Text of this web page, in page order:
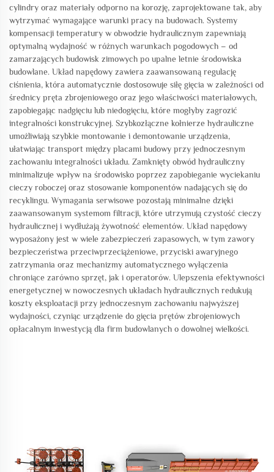
cylindry oraz materiały odporno na korozję, zaprojektowane tak, aby
wytrzymać wymagające warunki pracy na budowach. Systemy
kompensacji temperatury w obwodzie hydraulicznym zapewniają
optymalną wydajność w różnych warunkach pogodowych – od
zamarzających budowisk zimowych po upalne letnie środowiska
budowlane. Układ napędowy zawiera zaawansowaną regulację
ciśnienia, która automatycznie dostosowuje siłę gięcia w zależności od
średnicy pręta zbrojeniowego oraz jego właściwości materiałowych,
zapobiegając nadgięciu lub niedogięciu, które mogłyby zagrozić
integralności konstrukcyjnej. Szybkozłączne kołnierze hydrauliczne
umożliwiają szybkie montowanie i demontowanie urządzenia,
ułatwiając transport między placami budowy przy jednoczesnym
zachowaniu integralności układu. Zamknięty obwód hydrauliczny
minimalizuje wpływ na środowisko poprzez zapobieganie wyciekaniu
cieczy roboczej oraz stosowanie komponentów nadających się do
recyklingu. Wymagania serwisowe pozostają minimalne dzięki
zaawansowanym systemom filtracji, które utrzymują czystość cieczy
hydraulicznej i wydłużają żywotność elementów. Układ napędowy
wyposażony jest w wiele zabezpieczeń zapasowych, w tym zawory
bezpieczeństwa przeciwprzeciążeniowe, przyciski awaryjnego
zatrzymania oraz mechanizmy automatycznego wyłączenia
chroniące zarówno sprzęt, jak i operatorów. Ulepszenia efektywności
energetycznej w nowoczesnych układach hydraulicznych redukują
koszty eksploatacji przy jednoczesnym zachowaniu najwyższej
wydajności, czyniąc urządzenie do gięcia prętów zbrojeniowych
opłacalnym inwestycją dla firm budowlanych o dowolnej wielkości.